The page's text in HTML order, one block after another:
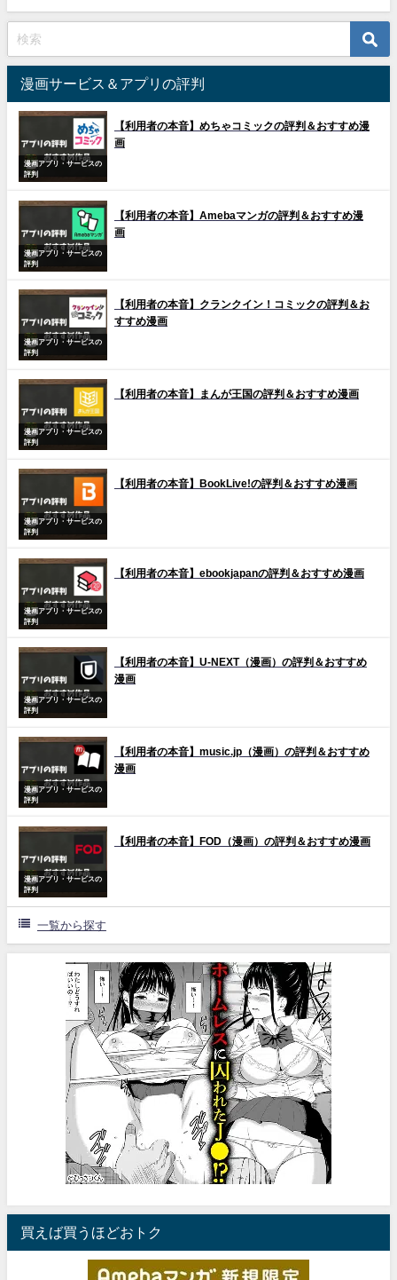
漫画サービス＆アプリの評判
漫画アプリ・サービスの
評判
【利用者の本音】めちゃコミックの評判＆おすすめ漫
画
漫画アプリ・サービスの
評判
【利用者の本音】Amebaマンガの評判＆おすすめ漫
画
漫画アプリ・サービスの
評判
【利用者の本音】クランクイン！コミックの評判＆お
すすめ漫画
漫画アプリ・サービスの
評判
【利用者の本音】まんが王国の評判＆おすすめ漫画
漫画アプリ・サービスの
評判
【利用者の本音】BookLive!の評判＆おすすめ漫画
漫画アプリ・サービスの
評判
【利用者の本音】ebookjapanの評判＆おすすめ漫画
漫画アプリ・サービスの
評判
【利用者の本音】U-NEXT（漫画）の評判＆おすすめ
漫画
漫画アプリ・サービスの
評判
【利用者の本音】music.jp（漫画）の評判＆おすすめ
漫画
漫画アプリ・サービスの
評判
【利用者の本音】FOD（漫画）の評判＆おすすめ漫画
一覧から探す
買えば買うほどおトク